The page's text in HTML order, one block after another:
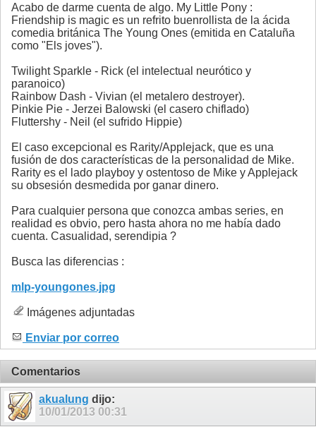
Acabo de darme cuenta de algo. My Little Pony :
Friendship is magic es un refrito buenrollista de la ácida
comedia británica The Young Ones (emitida en Cataluña
como "Els joves").
Twilight Sparkle - Rick (el intelectual neurótico y
paranoico)
Rainbow Dash - Vivian (el metalero destroyer).
Pinkie Pie - Jerzei Balowski (el casero chiflado)
Fluttershy - Neil (el sufrido Hippie)
El caso excepcional es Rarity/Applejack, que es una
fusión de dos características de la personalidad de Mike.
Rarity es el lado playboy y ostentoso de Mike y Applejack
su obsesión desmedida por ganar dinero.
Para cualquier persona que conozca ambas series, en
realidad es obvio, pero hasta ahora no me había dado
cuenta. Casualidad, serendipia ?
Busca las diferencias :
mlp-youngones.jpg
Imágenes adjuntadas
Enviar por correo
Comentarios
akualung dijo:
10/01/2013 00:31